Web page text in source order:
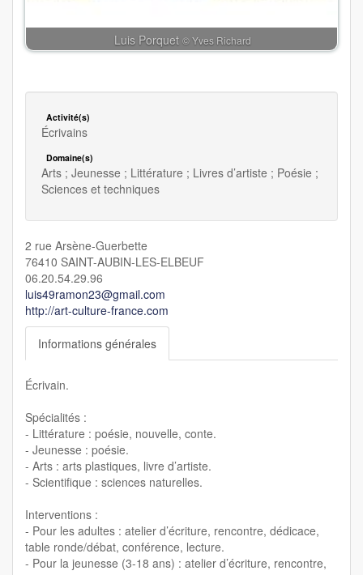
Luis Porquet © Yves Richard
Activité(s)
Écrivains
Domaine(s)
Arts ; Jeunesse ; Littérature ; Livres d’artiste ; Poésie ;
Sciences et techniques
2 rue Arsène-Guerbette
76410 SAINT-AUBIN-LES-ELBEUF
06.20.54.29.96
luis49ramon23@gmail.com
http://art-culture-france.com
Informations générales
Écrivain.
Spécialités :
- Littérature : poésie, nouvelle, conte.
- Jeunesse : poésie.
- Arts : arts plastiques, livre d’artiste.
- Scientifique : sciences naturelles.
Interventions :
- Pour les adultes : atelier d’écriture, rencontre, dédicace,
table ronde/débat, conférence, lecture.
- Pour la jeunesse (3-18 ans) : atelier d’écriture, rencontre,